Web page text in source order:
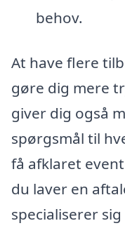
behov.
At have flere
gøre dig mere
giver dig også
spørgsmål til
få afklaret
du laver en
specialiserer